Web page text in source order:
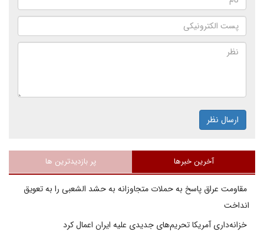
ارسال نظر
آخرین خبرها پر بازدیدترین ها
مقاومت عراق پاسخ به حملات متجاوزانه به حشد الشعبی را به تعویق
انداخت
خزانه‌داری آمریکا تحریم‌های جدیدی علیه ایران اعمال کرد